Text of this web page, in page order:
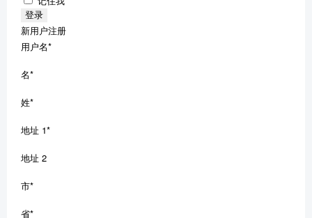
新用户注册
用户名*
名*
姓*
地址 1*
地址 2
市*
省*